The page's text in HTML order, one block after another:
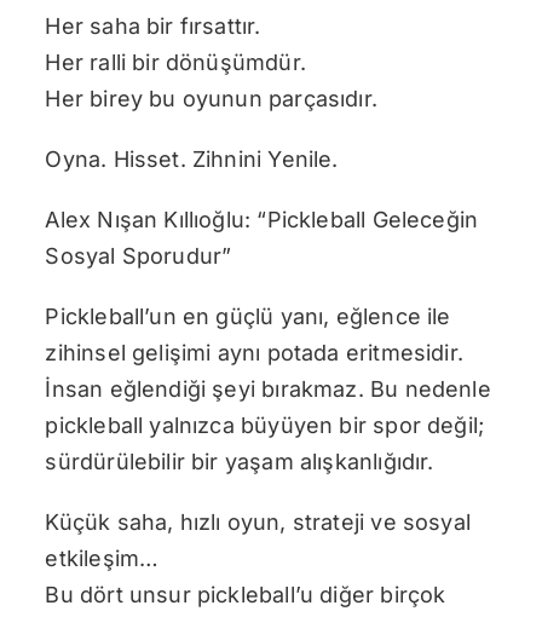
Her saha bir fırsattır.
Her ralli bir dönüşümdür.
Her birey bu oyunun parçasıdır.
Oyna. Hisset. Zihnini Yenile.
Alex Nışan Kıllıoğlu: “Pickleball Geleceğin
Sosyal Sporudur”
Pickleball’un en güçlü yanı, eğlence ile
zihinsel gelişimi aynı potada eritmesidir.
İnsan eğlendiği şeyi bırakmaz. Bu nedenle
pickleball yalnızca büyüyen bir spor değil;
sürdürülebilir bir yaşam alışkanlığıdır.
Küçük saha, hızlı oyun, strateji ve sosyal
etkileşim…
Bu dört unsur pickleball’u diğer birçok